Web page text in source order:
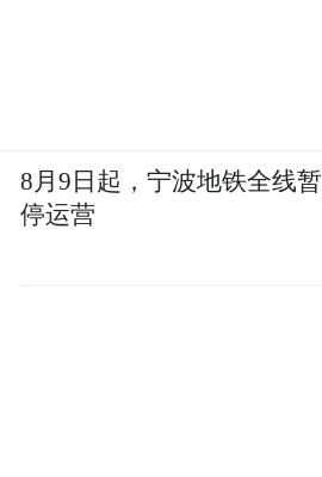
8月9日起，宁波地铁全线暂
停运营